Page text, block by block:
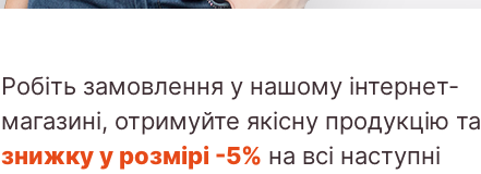
Робіть замовлення у нашому інтернет-
магазині, отримуйте якісну продукцію та
знижку у розмірі -5% на всі наступні